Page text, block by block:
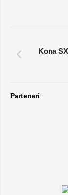
Kona
Parteneri